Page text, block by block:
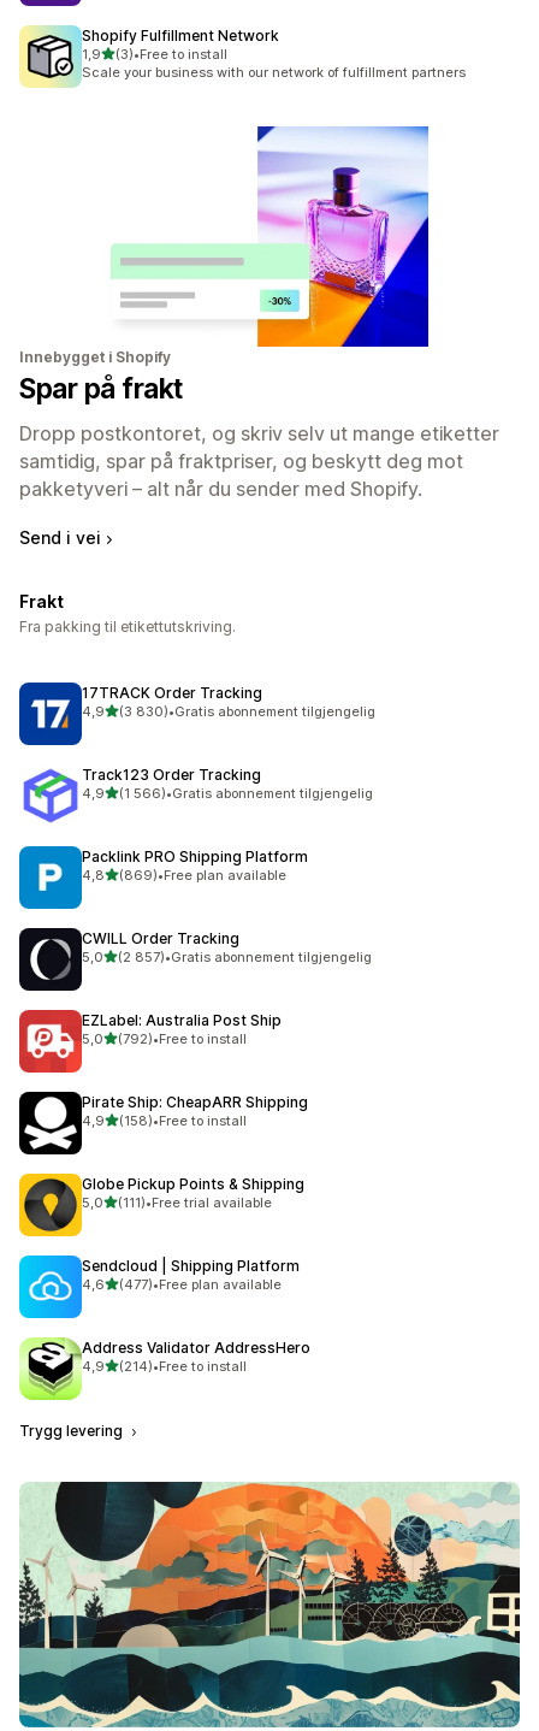
Shopify Fulfillment Network
1,9av 5 stjerner
(3)
Totalt 3 omtaler
•Free to install
Scale your business with our network of fulfillment partners
Innebygget i Shopify
Spar på frakt
Dropp postkontoret, og skriv selv ut mange etiketter
samtidig, spar på fraktpriser, og beskytt deg mot
pakketyveri – alt når du sender med Shopify.
Send i vei
Frakt
Fra pakking til etikettutskriving.
17TRACK Order Tracking
4,9av 5 stjerner
(3 830)
Totalt 3830 omtaler
•Gratis abonnement tilgjengelig
Track123 Order Tracking
4,9av 5 stjerner
(1 566)
Totalt 1566 omtaler
•Gratis abonnement tilgjengelig
Packlink PRO Shipping Platform
4,8av 5 stjerner
(869)
Totalt 869 omtaler
•Free plan available
CWILL Order Tracking
5,0av 5 stjerner
(2 857)
Totalt 2857 omtaler
•Gratis abonnement tilgjengelig
EZLabel: Australia Post Ship
5,0av 5 stjerner
(792)
Totalt 792 omtaler
•Free to install
Pirate Ship: CheapARR Shipping
4,9av 5 stjerner
(158)
Totalt 158 omtaler
•Free to install
Globe Pickup Points & Shipping
5,0av 5 stjerner
(111)
Totalt 111 omtaler
•Free trial available
Sendcloud | Shipping Platform
4,6av 5 stjerner
(477)
Totalt 477 omtaler
•Free plan available
Address Validator AddressHero
4,9av 5 stjerner
(214)
Totalt 214 omtaler
•Free to install
Trygg levering